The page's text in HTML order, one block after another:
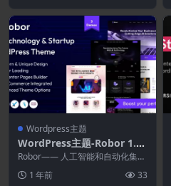
Wordpress主题
WordPress主题-Robor 1.0–
AI与自动化集成WordPress
主题
Robor—— 人工智能和自动化集成
智能...1 年前 33